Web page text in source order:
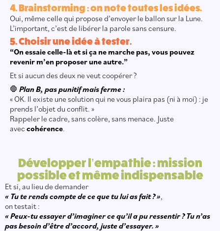
4. Brainstorming : on note toutes les idées.
Oui, même celle qui propose d’envoyer le ballon sur la Lune.
L’important, c’est de libérer la parole sans censure.
5. Choisir une idée à tester.
“On essaie celle-là et si ça ne marche pas, vous pouvez
revenir m’en proposer une autre.”
Et si aucun des deux ne veut coopérer ?
🛑 Plan B, pas punitif mais ferme :
« OK. Il existe une solution qui ne vous plaira pas (ni à moi) : je
prends l’objet du conflit. »
Rappeler le cadre, sans colère, sans menace. Juste
avec cohérence.
Développer l’empathie : mission
possible et même indispensable
Et si, au lieu de demander
« Tu te rends compte de ce que tu lui as fait ? »,
on testait :
« Peux-tu essayer d’imaginer ce qu’il a pu ressentir ? Tu n’as
pas besoin d’être d’accord, juste d’essayer. »